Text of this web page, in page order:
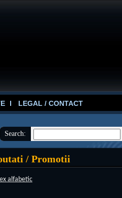
LEGAL / CONTACT
Search:
/ Promotii
alfabetic